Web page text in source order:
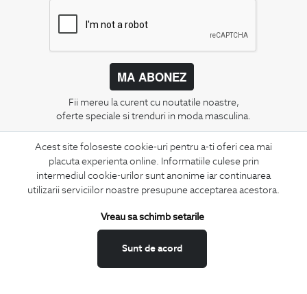
Acest site foloseste cookie-uri pentru a-ti oferi cea mai
placuta experienta online. Informatiile culese prin
intermediul cookie-urilor sunt anonime iar continuarea
utilizarii serviciilor noastre presupune acceptarea acestora.
Sunt de acord
Vreau sa schimb setarile
MA ABONEZ
Fii mereu la curent cu noutatile noastre,
oferte speciale si trenduri in moda masculina.
CONCIERGE
Termeni si conditii
Schimburi si retur
Feedback site
ANPC